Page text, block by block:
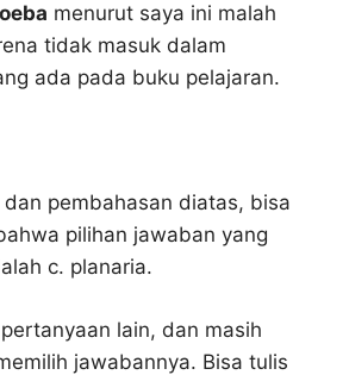
menurut saya ini malah
tidak masuk dalam
ada pada buku pelajaran.
dan pembahasan diatas, bisa
pilihan jawaban yang
c. planaria.
lain, dan masih
jawabannya. Bisa tulis